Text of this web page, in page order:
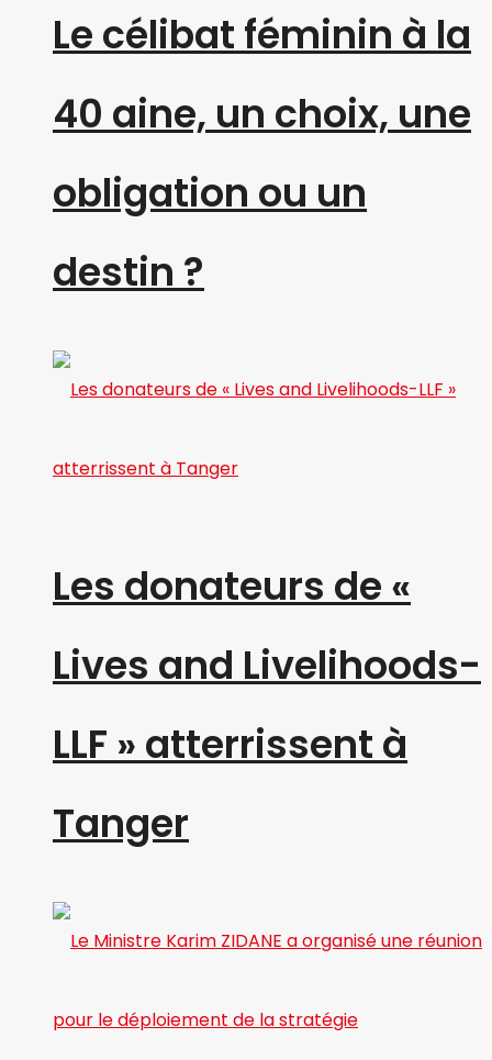
Le célibat féminin à la
40 aine, un choix, une
obligation ou un
destin ?
Les donateurs de «
Lives and Livelihoods-
LLF » atterrissent à
Tanger